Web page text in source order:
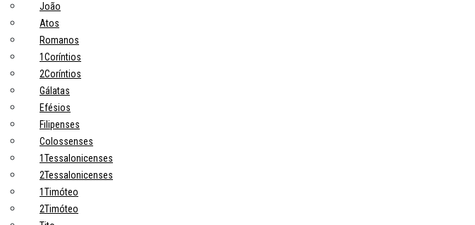
João
Atos
Romanos
1Coríntios
2Coríntios
Gálatas
Efésios
Filipenses
Colossenses
1Tessalonicenses
2Tessalonicenses
1Timóteo
2Timóteo